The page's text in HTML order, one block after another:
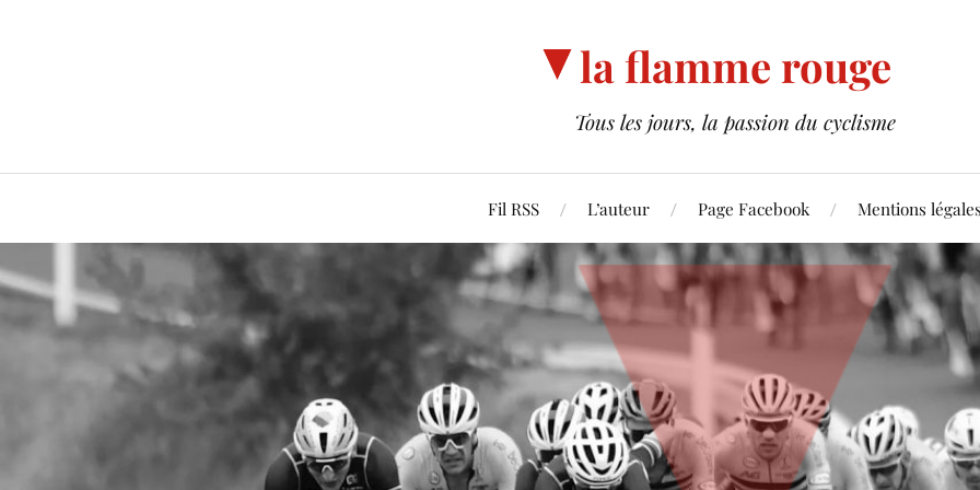
la flamme rouge
Tous les jours, la passion du cyclisme
Fil RSS L’auteur Page Facebook Mentions